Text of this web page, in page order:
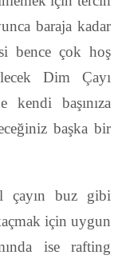
baraja kadar
bence çok hoş
Dim Çayı
kendi başınıza
başka bir
çayın buz gibi
için uygun
ise rafting